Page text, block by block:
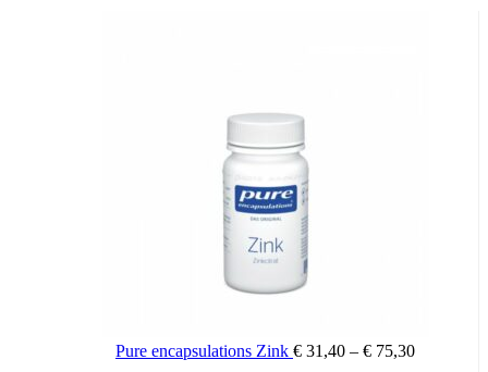
Pure encapsulations Zink € 31,40 – € 75,30